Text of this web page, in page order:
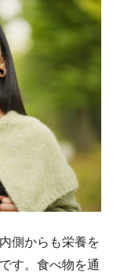
側からも栄養を
す。食べ物を通